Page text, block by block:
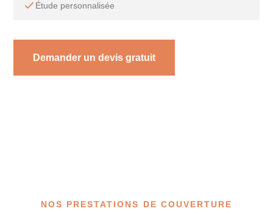
Étude personnalisée
Demander un devis gratuit
NOS PRESTATIONS DE COUVERTURE